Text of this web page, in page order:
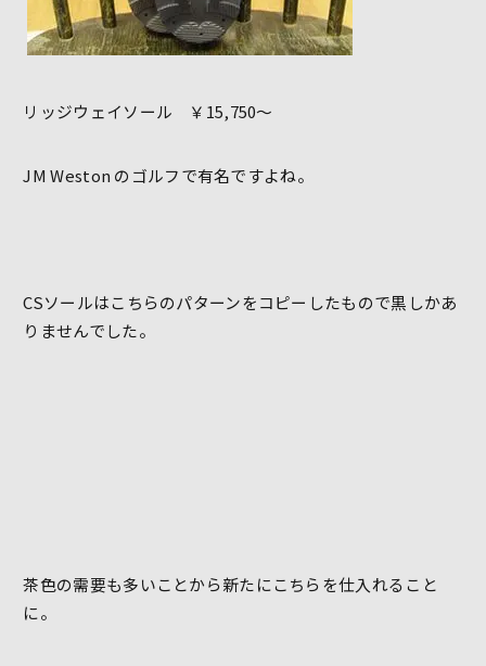
リッジウェイソール ￥15,750～
JM Weston のゴルフで有名ですよね。
CSソールはこちらのパターンをコピーしたもので黒しかあ
りませんでした。
茶色の需要も多いことから新たにこちらを仕入れること
に。